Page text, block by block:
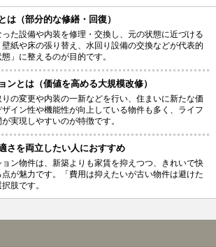
は（部分的な修繕・回復）
た設備や内装を修理・交換し、元の状態に近づける
紙や床の張り替え、水回り設備の交換などが代表的
」に整えるのが目的です。
ンとは（価値を高める大規模改修）
の変更や内装の一新などを行い、住まいに新たな価
イン性や機能性が向上している物件も多く、ライフ
実現しやすいのが特徴です。
さを両立したい人におすすめ
ン物件は、新築よりも家賃を抑えつつ、きれいで快
が魅力です。「費用は抑えたいが古い物件は避けた
肢です。